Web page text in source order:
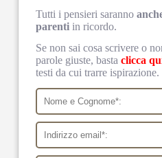
Tutti i pensieri saranno
parenti in ricordo.
Se non sai cosa scrivere o
parole giuste, bastaclicca
testi da cui trarre ispirazione.